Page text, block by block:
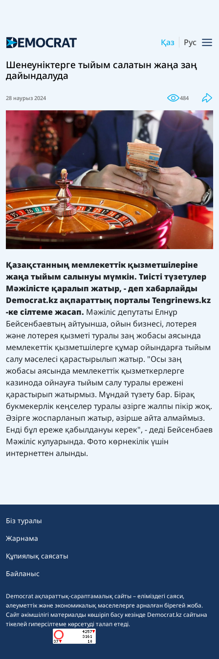
Қаз Рус
Шенеуніктерге тыйым салатын жаңа заң
дайындалуда
28 наурыз 2024 484
Қазақстанның мемлекеттік қызметшілеріне
жаңа тыйым салынуы мүмкін. Тиісті түзетулер
Мәжілісте қаралып жатыр, - деп хабарлайды
Democrat.kz ақпараттық порталы Tengrinews.kz
-ке сілтеме жасап. Мәжіліс депутаты Елнұр
Бейсенбаевтың айтуынша, ойын бизнесі, лотерея
және лотерея қызметі туралы заң жобасы аясында
мемлекеттік қызметшілерге құмар ойындарға тыйым
салу мәселесі қарастырылып жатыр. "Осы заң
жобасы аясында мемлекеттік қызметкерлерге
казинода ойнауға тыйым салу туралы ережені
қарастырып жатырмыз. Мұндай түзету бар. Бірақ
букмекерлік кеңселер туралы әзірге жалпы пікір жоқ.
Әзірге жоспарланып жатыр, әзірше айта алмаймыз.
Енді бұл ереже қабылдануы керек", - деді Бейсенбаев
Мәжіліс кулуарында. Фото көрнекілік үшін
интернеттен алынды.
Democrat ақпараттық-сараптамалық сайты – еліміздегі саяси,
әлеуметтік және экономикалық мәселелерге арналған бірегей жоба.
Сайт әкімшілігі материалды көшіріп басу кезінде Democrat.kz сайтына
тікелей гиперсілтеме көрсетуді талап етеді.
Біз туралы
Жарнама
Құпиялық саясаты
Байланыс